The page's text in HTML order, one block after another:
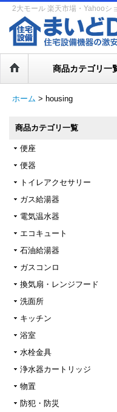
2大モール 楽天市場・Yahooシ
商品カテゴリ一
ホーム > housing
商品カテゴリ一覧
便座
便器
トイレアクセサリー
ガス給湯器
電気温水器
エコキュート
石油給湯器
ガスコンロ
換気扇・レンジフード
洗面所
キッチン
浴室
水栓金具
浄水器カートリッジ
物置
防犯・防災